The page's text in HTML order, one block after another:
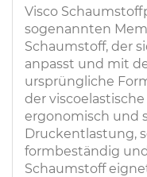
Visco
sogenannten
Schaumstoff, der
anpasst und mit
ursprüngliche
der
ergonomisch und
Druckentlastung,
formbeständig
Schaumstoff